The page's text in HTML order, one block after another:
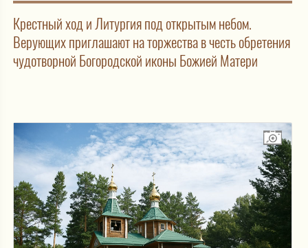
Крестный ход и Литургия под открытым небом.
Верующих приглашают на торжества в честь обретения
чудотворной Богородской иконы Божией Матери